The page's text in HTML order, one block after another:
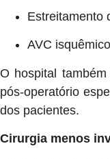
Estreitamento
AVC isquêmico
O hospital
pós-operatório
dos pacientes.
Cirurgia menos